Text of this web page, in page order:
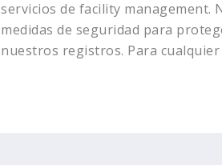
servicios de facility management.
medidas de seguridad para
nuestros registros. Para